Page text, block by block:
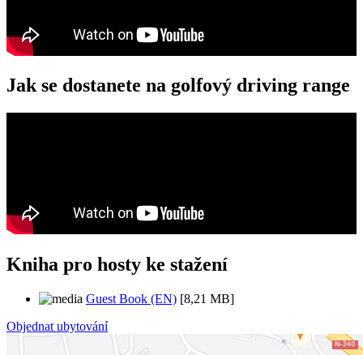
Jak se dostanete na golfový driving range
Kniha pro hosty ke stažení
Guest Book (EN) [8,21 MB]
Objednat ubytování